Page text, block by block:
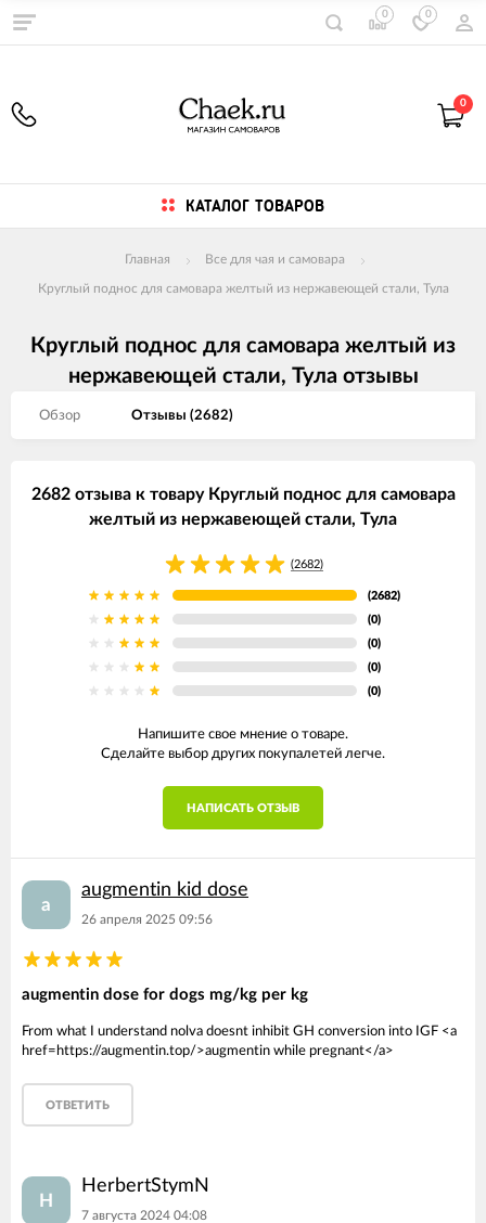
0 0
0
КАТАЛОГ ТОВАРОВ
Главная Все для чая и самовара
Круглый поднос для самовара желтый из нержавеющей стали, Тула
Круглый поднос для самовара желтый из
нержавеющей стали, Тула отзывы
Обзор Отзывы (2682)
2682 отзыва к товару Круглый поднос для самовара
желтый из нержавеющей стали, Тула
(2682)
(2682)
(0)
(0)
(0)
(0)
Напишите свое мнение о товаре.
Сделайте выбор других покупалетей легче.
НАПИСАТЬ ОТЗЫВ
a
augmentin kid dose
26 апреля 2025 09:56
augmentin dose for dogs mg/kg per kg
From what I understand nolva doesnt inhibit GH conversion into IGF <a
href=https://augmentin.top/>augmentin while pregnant</a>
ОТВЕТИТЬ
H
HerbertStymN
7 августа 2024 04:08